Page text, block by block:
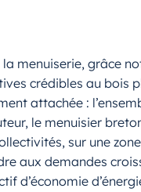
menuiserie, grâce
crédibles au bois
attachée :
le menuisier
sur une
aux demandes
d’économie